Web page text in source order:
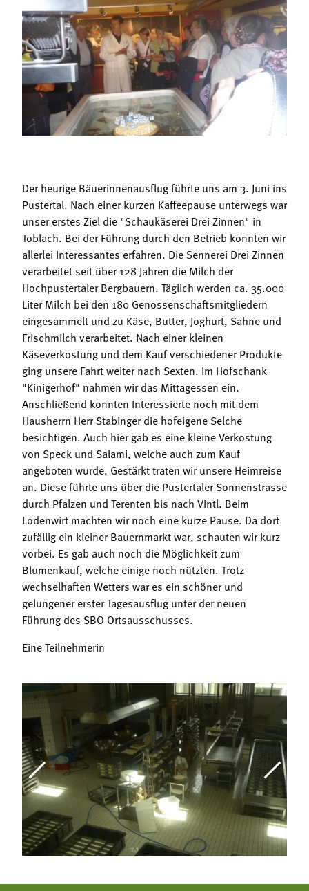
Mitgliedschaft
Landessekretariat
Bäuerliche Buffets
Hofgeschichten
Der heurige Bäuerinnenausflug führte uns am 3. Juni ins
Pustertal. Nach einer kurzen Kaffeepause unterwegs war
unser erstes Ziel die "Schaukäserei Drei Zinnen" in
Toblach. Bei der Führung durch den Betrieb konnten wir
allerlei Interessantes erfahren. Die Sennerei Drei Zinnen
verarbeitet seit über 128 Jahren die Milch der
Hochpustertaler Bergbauern. Täglich werden ca. 35.000
Liter Milch bei den 180 Genossenschaftsmitgliedern
eingesammelt und zu Käse, Butter, Joghurt, Sahne und
Frischmilch verarbeitet. Nach einer kleinen
Käseverkostung und dem Kauf verschiedener Produkte
ging unsere Fahrt weiter nach Sexten. Im Hofschank
"Kinigerhof" nahmen wir das Mittagessen ein.
Anschließend konnten Interessierte noch mit dem
Hausherrn Herr Stabinger die hofeigene Selche
besichtigen. Auch hier gab es eine kleine Verkostung
von Speck und Salami, welche auch zum Kauf
angeboten wurde. Gestärkt traten wir unsere Heimreise
an. Diese führte uns über die Pustertaler Sonnenstrasse
durch Pfalzen und Terenten bis nach Vintl. Beim
Lodenwirt machten wir noch eine kurze Pause. Da dort
zufällig ein kleiner Bauernmarkt war, schauten wir kurz
vorbei. Es gab auch noch die Möglichkeit zum
Blumenkauf, welche einige noch nützten. Trotz
wechselhaften Wetters war es ein schöner und
gelungener erster Tagesausflug unter der neuen
Führung des SBO Ortsausschusses.
Eine Teilnehmerin